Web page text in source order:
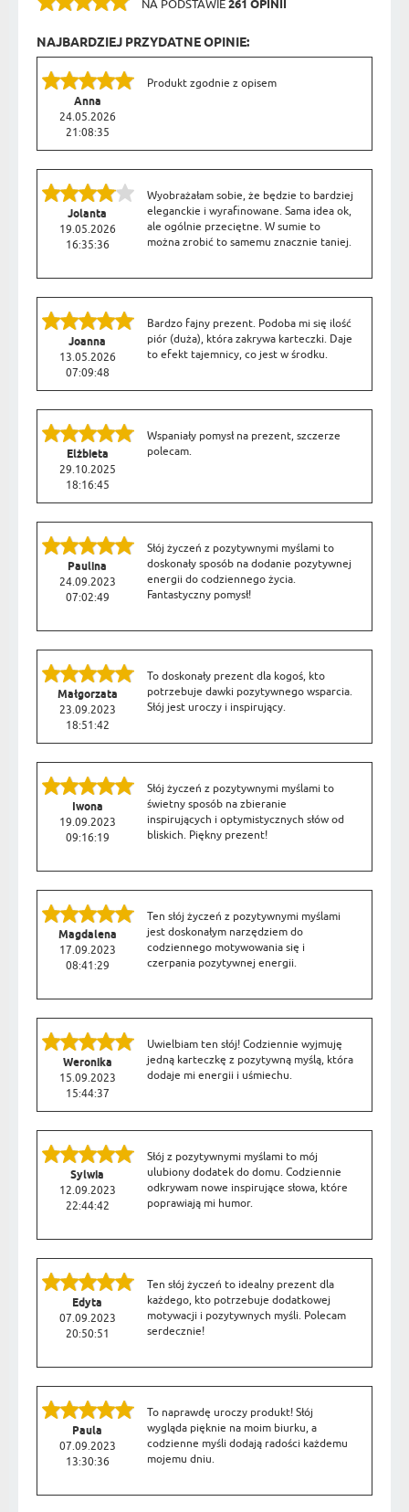
NA PODSTAWIE261 OPINII
NAJBARDZIEJ PRZYDATNE OPINIE:
Anna
24.05.2026
21:08:35
Produkt zgodnie z opisem
Jolanta
19.05.2026
16:35:36
Wyobrażałam sobie, że będzie to bardziej
eleganckie i wyrafinowane. Sama idea ok,
ale ogólnie przeciętne. W sumie to
można zrobić to samemu znacznie taniej.
Joanna
13.05.2026
07:09:48
Bardzo fajny prezent. Podoba mi się ilość
piór (duża), która zakrywa karteczki. Daje
to efekt tajemnicy, co jest w środku.
Elżbieta
29.10.2025
18:16:45
Wspaniały pomysł na prezent, szczerze
polecam.
Paulina
24.09.2023
07:02:49
Słój życzeń z pozytywnymi myślami to
doskonały sposób na dodanie pozytywnej
energii do codziennego życia.
Fantastyczny pomysł!
Małgorzata
23.09.2023
18:51:42
To doskonały prezent dla kogoś, kto
potrzebuje dawki pozytywnego wsparcia.
Słój jest uroczy i inspirujący.
Iwona
19.09.2023
09:16:19
Słój życzeń z pozytywnymi myślami to
świetny sposób na zbieranie
inspirujących i optymistycznych słów od
bliskich. Piękny prezent!
Magdalena
17.09.2023
08:41:29
Ten słój życzeń z pozytywnymi myślami
jest doskonałym narzędziem do
codziennego motywowania się i
czerpania pozytywnej energii.
Weronika
15.09.2023
15:44:37
Uwielbiam ten słój! Codziennie wyjmuję
jedną karteczkę z pozytywną myślą, która
dodaje mi energii i uśmiechu.
Sylwia
12.09.2023
22:44:42
Słój z pozytywnymi myślami to mój
ulubiony dodatek do domu. Codziennie
odkrywam nowe inspirujące słowa, które
poprawiają mi humor.
Edyta
07.09.2023
20:50:51
Ten słój życzeń to idealny prezent dla
każdego, kto potrzebuje dodatkowej
motywacji i pozytywnych myśli. Polecam
serdecznie!
Paula
07.09.2023
13:30:36
To naprawdę uroczy produkt! Słój
wygląda pięknie na moim biurku, a
codzienne myśli dodają radości każdemu
mojemu dniu.